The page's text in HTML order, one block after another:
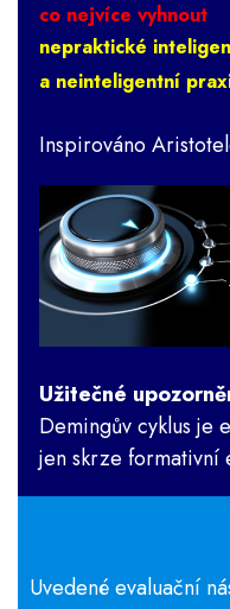
co nejvíce vyhnout
nepraktické
a neinteligentní
Inspirováno
Užitečné
Demingův cyklus je
jen skrze formativní
Uvedené evaluační